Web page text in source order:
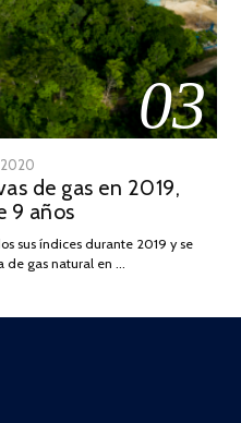
03
2020
DE
JULIO
2025
de gas en 2019,
9 años
sus índices durante 2019 y se
gas natural en …